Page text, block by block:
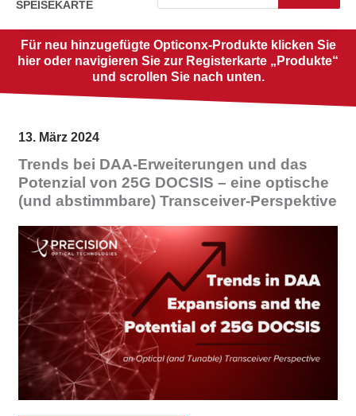
SPEISEKARTE
Für neu hinzugefügte Opticonx-Produkte klicken Sie
hier oder navigieren Sie zur Registerkarte „Produkte“
und scrollen Sie nach unten.
13. März 2024
Trends bei DAA-Erweiterungen und das
Potenzial von 25G DOCSIS – eine optische
(und abstimmbare) Transceiver-Perspektive